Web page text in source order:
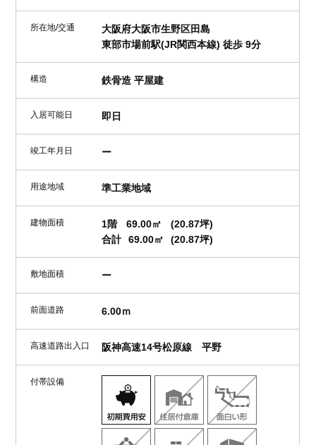
所在地/交通
大阪府大阪市生野区田島
東部市場前駅(JR関西本線) 徒歩 9分
構造 鉄骨造 平屋建
入居可能日 即日
竣工年月日 ー
用途地域 準工業地域
建物面積 1階 69.00㎡
(20.87坪)
合計
69.00㎡ (20.87坪)
敷地面積 ー
前面道路 6.00ｍ
高速道路出入口 阪神高速14号松原線 平野
付帯設備